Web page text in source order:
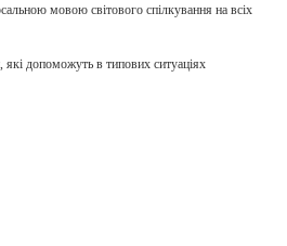
мовою світового спілкування на всіх
допоможуть в типових ситуаціях